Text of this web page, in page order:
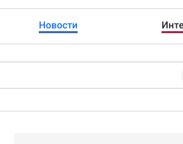
Новости